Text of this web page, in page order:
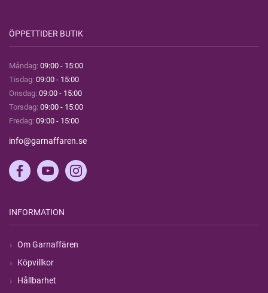
ÖPPETTIDER BUTIK
Måndag: 09:00 - 15:00
Tisdag: 09:00 - 15:00
Onsdag: 09:00 - 15:00
Torsdag: 09:00 - 15:00
Fredag: 09:00 - 15:00
info@garnaffaren.se
INFORMATION
Om Garnaffären
Köpvillkor
Hållbarhet